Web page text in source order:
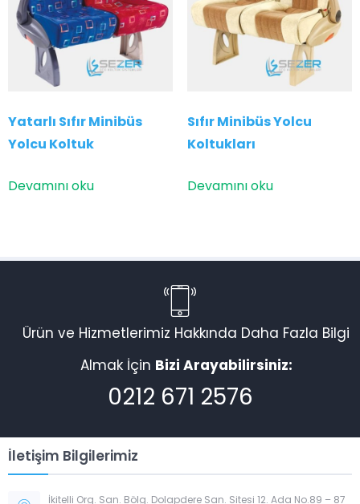
Yatarlı Sıfır Minibüs
Yolcu Koltuk
Devamını oku
Sıfır Minibüs Yolcu
Koltukları
Devamını oku
Ürün ve Hizmetlerimiz Hakkında Daha Fazla Bilgi
Almak İçin Bizi Arayabilirsiniz:
0212 671 2576
İletişim Bilgilerimiz
İkitelli Org. San. Bölg. Dolapdere San. Sitesi 12. Ada No.89 – 87